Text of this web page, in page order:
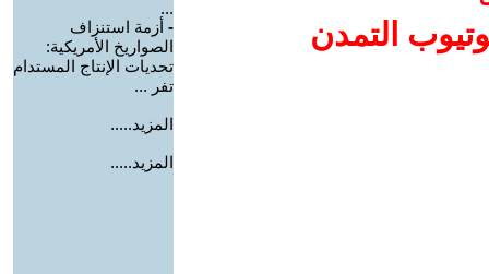
التمدن
...
- أزمة استنزاف
الصواريخ الأمريكية:
تحديات الإنتاج المستدام
تفر ...
المزيد.....
المزيد.....